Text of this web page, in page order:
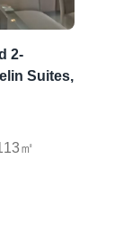
2-
Suites,
㎡